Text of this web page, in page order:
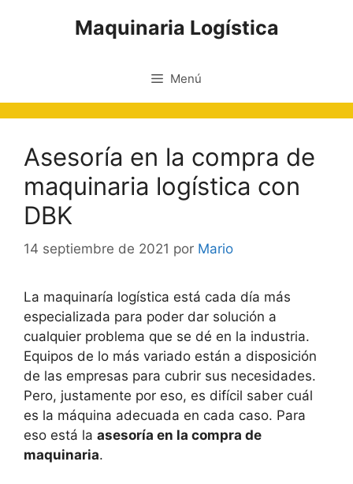
Maquinaria Logística
Menú
Asesoría en la compra de
maquinaria logística con
DBK
14 septiembre de 2021 por Mario
La maquinaría logística está cada día más
especializada para poder dar solución a
cualquier problema que se dé en la industria.
Equipos de lo más variado están a disposición
de las empresas para cubrir sus necesidades.
Pero, justamente por eso, es difícil saber cuál
es la máquina adecuada en cada caso. Para
eso está la asesoría en la compra de
maquinaria.